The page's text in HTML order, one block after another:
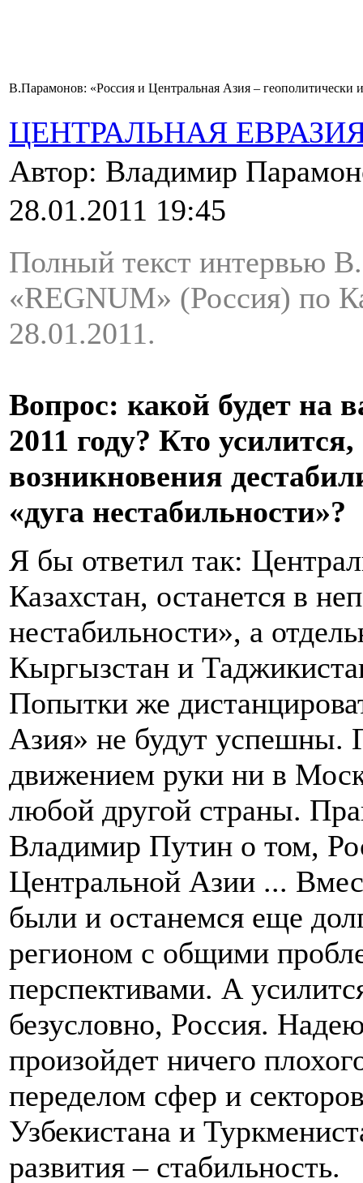
В.Парамонов: «Россия и Центральная Азия – геополитически
ЦЕНТРАЛЬНАЯ
Автор: Владимир
28.01.2011 19:45
Полный текст интервью
«REGNUM» (Россия) по
28.01.2011.
Вопрос: какой будет на
2011 году? Кто
возникновения
«дуга нестабильности»?
Я бы ответил так:
Казахстан, останется в
нестабильности», а
Кыргызстан и
Попытки же
Азия» не будут успешны.
движением руки ни в
любой другой страны.
Владимир Путин о том,
Центральной Азии ...
были и останемся еще
регионом с общими
перспективами. А
безусловно, Россия.
произойдет ничего
переделом сфер и
Узбекистана и
развития – стабильность.